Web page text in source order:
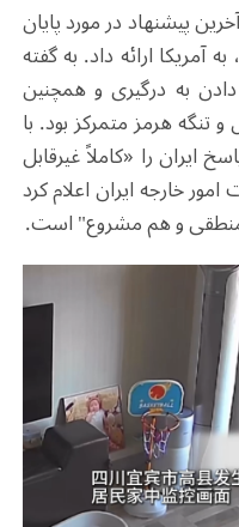
به آخرین پیشنهاد در مورد پایان
آمریکا ارائه داد. به گفته
دادن به درگیری و همچنین
تنگه هرمز متمرکز بود. با
ایران را «کاملاً غیرقابل
در 11 مه، وزارت امور خارجه ایران اعلام کرد
منطقی و هم مشروع" است.